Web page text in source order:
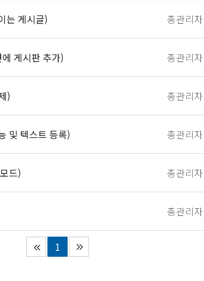
는 게시글) 총관리자
게시판 추가) 총관리자
) 총관리자
및 텍스트 등록) 총관리자
드) 총관리자
총관리자
1